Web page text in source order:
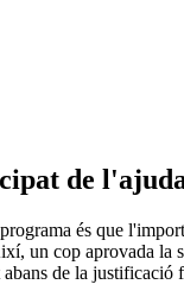
de
és que
un cop aprovada la
de la justificació